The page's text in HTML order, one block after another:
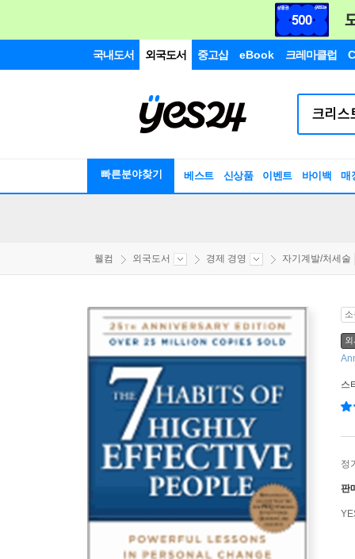
국내도서 외국도서 중고샵 eBook 크레마클럽
빠른분야찾기 베스트 신상품 이벤트 바이백 매
웰컴 외국도서 경제 경영 자기계발/처세술
스
정
판